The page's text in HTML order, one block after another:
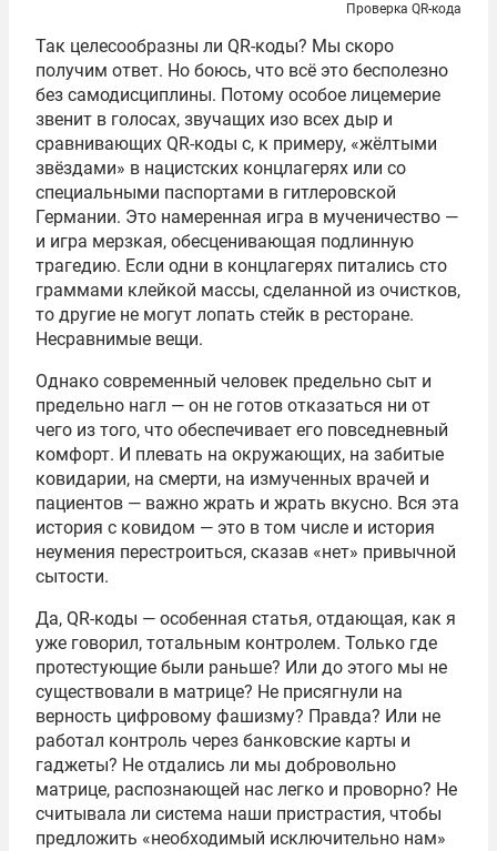
Проверка QR-кода
Так целесообразны ли QR-коды? Мы скоро
получим ответ. Но боюсь, что всё это бесполезно
без самодисциплины. Потому особое лицемерие
звенит в голосах, звучащих изо всех дыр и
сравнивающих QR-коды с, к примеру, «жёлтыми
звёздами» в нацистских концлагерях или со
специальными паспортами в гитлеровской
Германии. Это намеренная игра в мученичество —
и игра мерзкая, обесценивающая подлинную
трагедию. Если одни в концлагерях питались сто
граммами клейкой массы, сделанной из очистков,
то другие не могут лопать стейк в ресторане.
Несравнимые вещи.
Однако современный человек предельно сыт и
предельно нагл — он не готов отказаться ни от
чего из того, что обеспечивает его повседневный
комфорт. И плевать на окружающих, на забитые
ковидарии, на смерти, на измученных врачей и
пациентов — важно жрать и жрать вкусно. Вся эта
история с ковидом — это в том числе и история
неумения перестроиться, сказав «нет» привычной
сытости.
Да, QR-коды — особенная статья, отдающая, как я
уже говорил, тотальным контролем. Только где
протестующие были раньше? Или до этого мы не
существовали в матрице? Не присягнули на
верность цифровому фашизму? Правда? Или не
работал контроль через банковские карты и
гаджеты? Не отдались ли мы добровольно
матрице, распознающей нас легко и проворно? Не
считывала ли система наши пристрастия, чтобы
предложить «необходимый исключительно нам»